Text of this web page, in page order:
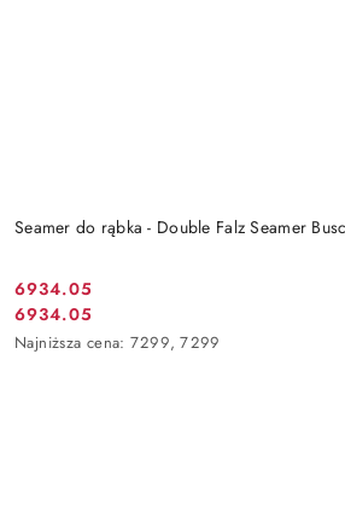
Seamer do rąbka - Double Falz Seamer
Cena
promocyjna:
6934.05
Cena
promocyjna:
6934.05
Najniższa
Najniższa cena: 7299, 7299